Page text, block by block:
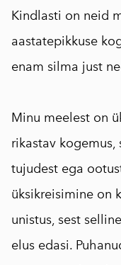
Kindlasti on neid
aastatepikkuse
enam silma just
Minu meelest on
rikastav
tujudest ega
üksikreisimine on
unistus, sest
elus edasi.